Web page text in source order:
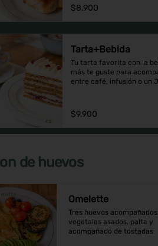
$8.900
Tarta+Bebida
Tu tarta favorita con la
más te guste para
entre café, infusión o un
$9.900
de huevos
Omelette
Tres huevos
vegetales asados, palta y
acompañado de tostadas